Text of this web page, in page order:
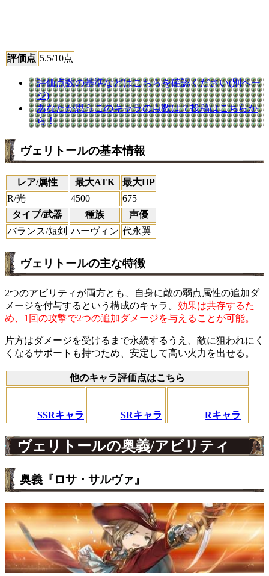
評価点 5.5/10点
評価点数の基準などはこちらを確認ください(別ペー
ジ)
あなたが思うこのキャラの点数は？投稿はこちらか
ら！
ヴェリトールの基本情報
レア/属性 最大ATK
最大HP
R/光
4500
675
タイプ/武器
種族
声優
バランス/短剣 ハーヴィン 代永翼
ヴェリトールの主な特徴
2つのアビリティが両方とも、自身に敵の弱点属性の追加ダ
メージを付与するという構成のキャラ。 効果は共存するた
め、1回の攻撃で2つの追加ダメージを与えることが可能。
片方はダメージを受けるまで永続するうえ、敵に狙われにく
くなるサポートも持つため、安定して高い火力を出せる。
他のキャラ評価点はこちら
SSRキャラ SRキャラ Rキャラ
ヴェリトールの奥義/アビリティ
奥義『ロサ・サルヴァ』